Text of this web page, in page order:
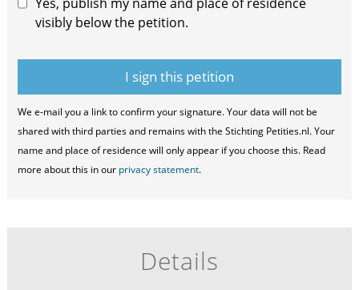
visibly below the petition.
We e-mail you a link to confirm your signature. Your data will not be
shared with third parties and remains with the Stichting Petities.nl. Your
name and place of residence will only appear if you choose this. Read
more about this in our privacy statement.
Details